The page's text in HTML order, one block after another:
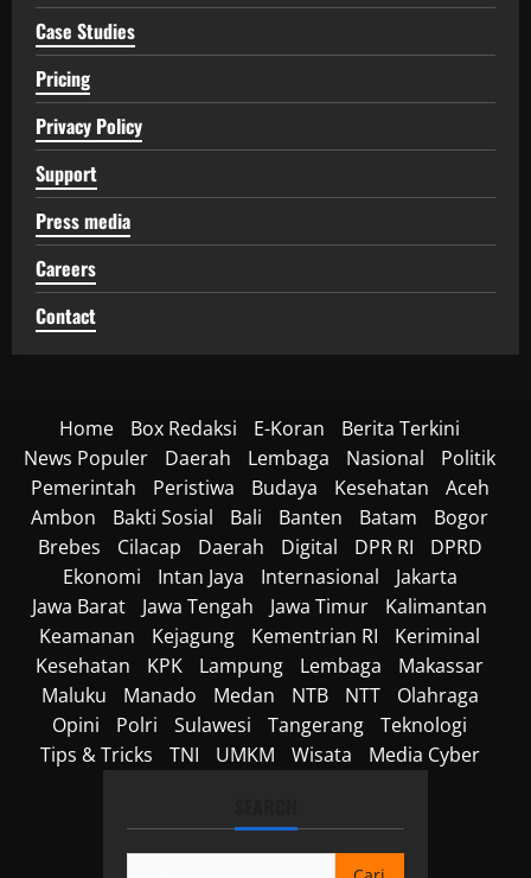
Case Studies
Pricing
Privacy Policy
Support
Press media
Careers
Contact
Home Box Redaksi E-Koran
Berita Terkini
News Populer
Daerah Lembaga Nasional
Politik
Pemerintah
Peristiwa Budaya Kesehatan
Aceh
Ambon
Bakti Sosial Bali Banten Batam
Bogor
Brebes
Cilacap Daerah Digital DPR RI
DPRD
Ekonomi
Intan Jaya Internasional
Jakarta
Jawa Barat
Jawa Tengah Jawa Timur
Kalimantan
Keamanan
Kejagung Kementrian RI
Keriminal
Kesehatan
KPK Lampung Lembaga
Makassar
Maluku
Manado Medan NTB NTT
Olahraga
Opini
Polri Sulawesi Tangerang
Teknologi
Tips & Tricks
TNI UMKM Wisata Media Cyber